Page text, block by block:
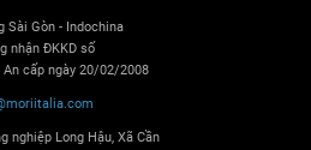
Sài Gòn - Indochina
nhận ĐKKD số
An cấp ngày 20/02/2008
nghiệp Long Hậu, Xã Cần